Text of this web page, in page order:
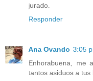
jurado.
Responder
Ana Ovando 3:05
Enhorabuena, me
tantos asiduos a